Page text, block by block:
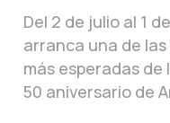
Del 2 de julio al 1
arranca una de
más esperadas de
50 aniversario de